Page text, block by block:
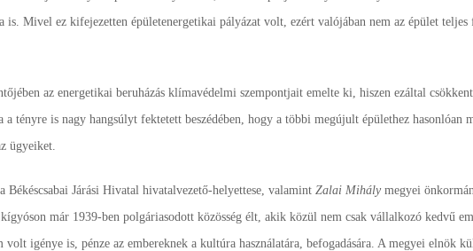
is. Mivel ez kifejezetten épületenergetikai pályázat volt, ezért valójában nem az épület teljes
az energetikai beruházás klímavédelmi szempontjait emelte ki, hiszen ezáltal
tényre is nagy hangsúlyt fektetett beszédében, hogy a többi megújult épülethez hasonlóan
ügyeiket.
Békéscsabai Járási Hivatal hivatalvezető-helyettese, valamint Zalai Mihálymegyei
már 1939-ben polgáriasodott közösség élt, akik közül nem csak vállalkozó kedvű
igénye is, pénze az embereknek a kultúra használatára, befogadására. A megyei elnök